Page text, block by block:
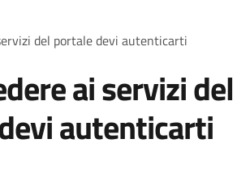
del portale devi autenticarti
ai servizi del
autenticarti